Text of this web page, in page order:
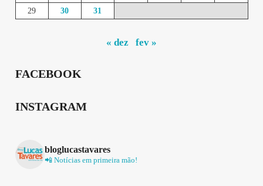
29
30 31
« dez fev »
FACEBOOK
INSTAGRAM
bloglucastavares
📲 Notícias em primeira mão!